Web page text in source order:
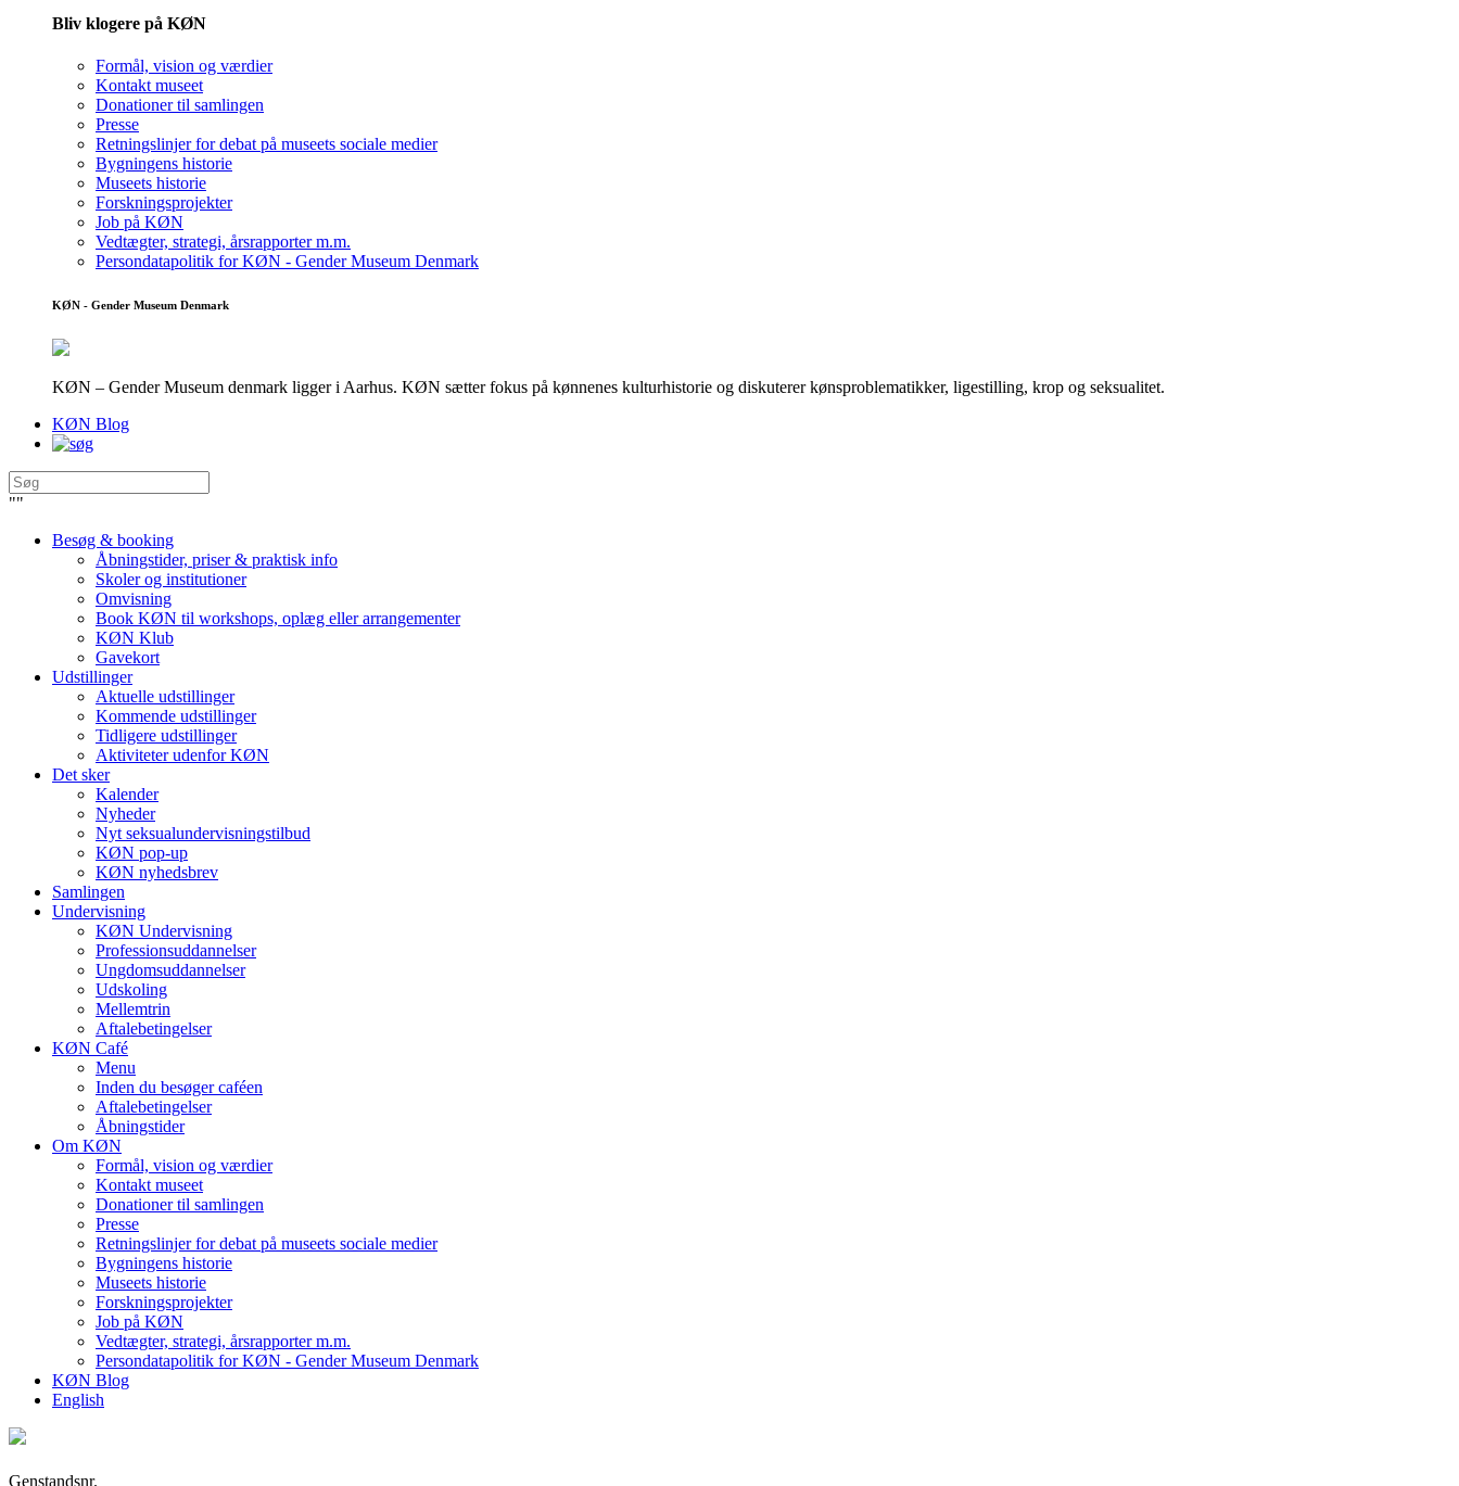
Bliv klogere på KØN
Formål, vision og værdier
Kontakt museet
Donationer til samlingen
Presse
Retningslinjer for debat på museets sociale medier
Bygningens historie
Museets historie
Forskningsprojekter
Job på KØN
Vedtægter, strategi, årsrapporter m.m.
Persondatapolitik for KØN - Gender Museum Denmark
KØN - Gender Museum Denmark
KØN – Gender Museum denmark ligger i Aarhus. KØN sætter fokus på kønnenes kulturhistorie og diskuterer kønsproblematikker, ligestilling, krop og seksualitet.
KØN Blog
""
Besøg & booking
Åbningstider, priser & praktisk info
Skoler og institutioner
Omvisning
Book KØN til workshops, oplæg eller arrangementer
KØN Klub
Gavekort
Udstillinger
Aktuelle udstillinger
Kommende udstillinger
Tidligere udstillinger
Aktiviteter udenfor KØN
Det sker
Kalender
Nyheder
Nyt seksualundervisningstilbud
KØN pop-up
KØN nyhedsbrev
Samlingen
Undervisning
KØN Undervisning
Professionsuddannelser
Ungdomsuddannelser
Udskoling
Mellemtrin
Aftalebetingelser
KØN Café
Menu
Inden du besøger caféen
Aftalebetingelser
Åbningstider
Om KØN
Formål, vision og værdier
Kontakt museet
Donationer til samlingen
Presse
Retningslinjer for debat på museets sociale medier
Bygningens historie
Museets historie
Forskningsprojekter
Job på KØN
Vedtægter, strategi, årsrapporter m.m.
Persondatapolitik for KØN - Gender Museum Denmark
KØN Blog
English
Genstandsnr.